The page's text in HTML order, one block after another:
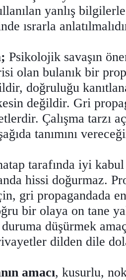
yanlış
ısrarla
Psikolojik savaşın
olan bulanık bir
doğruluğu
değildir. Gri
Çalışma tarzı
tanımını
tarafında iyi
hissi doğurmaz.
gri propagandada
bir olaya on tane
düşürmek
rivayetler dilden dile
amacı, kusurlu,